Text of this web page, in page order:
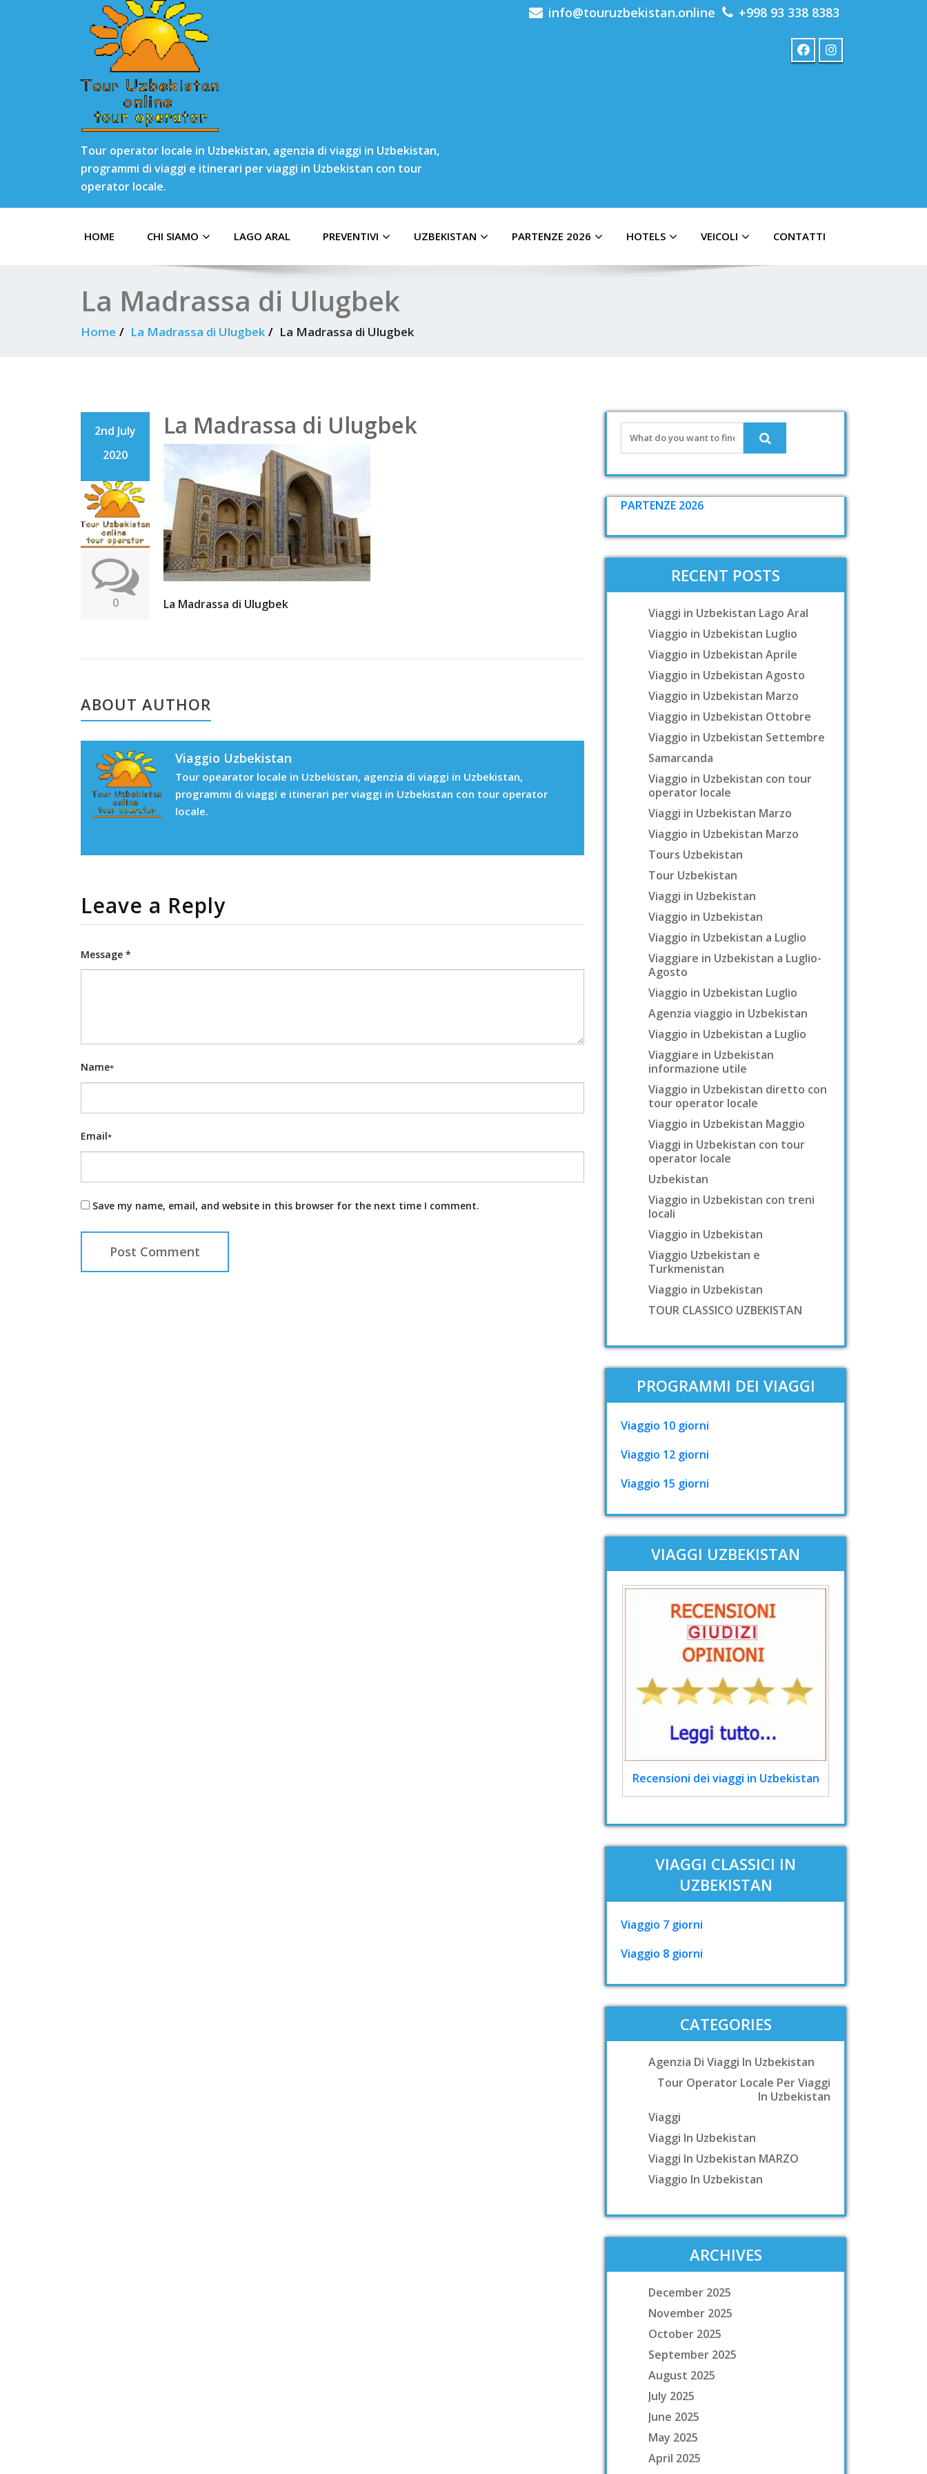
Tour operator locale in Uzbekistan, agenzia di viaggi in Uzbekistan,
programmi di viaggi e itinerari per viaggi in Uzbekistan con tour
operator locale.
info@touruzbekistan.online +998 93 338 8383
HOME CHI SIAMO LAGO ARAL PREVENTIVI UZBEKISTAN PARTENZE 2026 HOTELS VEICOLI CONTATTI
La Madrassa di Ulugbek
Home La Madrassa di Ulugbek La Madrassa di Ulugbek
2nd July
2020
0
La Madrassa di Ulugbek
La Madrassa di Ulugbek
ABOUT AUTHOR
Viaggio Uzbekistan
Tour opearator locale in Uzbekistan, agenzia di viaggi in Uzbekistan,
programmi di viaggi e itinerari per viaggi in Uzbekistan con tour operator
locale.
Leave a Reply
Message *
Name*
Email*
Save my name, email, and website in this browser for the next time I comment.
PARTENZE 2026
RECENT POSTS
Viaggi in Uzbekistan Lago Aral
Viaggio in Uzbekistan Luglio
Viaggio in Uzbekistan Aprile
Viaggio in Uzbekistan Agosto
Viaggio in Uzbekistan Marzo
Viaggio in Uzbekistan Ottobre
Viaggio in Uzbekistan Settembre
Samarcanda
Viaggio in Uzbekistan con tour
operator locale
Viaggi in Uzbekistan Marzo
Viaggio in Uzbekistan Marzo
Tours Uzbekistan
Tour Uzbekistan
Viaggi in Uzbekistan
Viaggio in Uzbekistan
Viaggio in Uzbekistan a Luglio
Viaggiare in Uzbekistan a Luglio-
Agosto
Viaggio in Uzbekistan Luglio
Agenzia viaggio in Uzbekistan
Viaggio in Uzbekistan a Luglio
Viaggiare in Uzbekistan
informazione utile
Viaggio in Uzbekistan diretto con
tour operator locale
Viaggio in Uzbekistan Maggio
Viaggi in Uzbekistan con tour
operator locale
Uzbekistan
Viaggio in Uzbekistan con treni
locali
Viaggio in Uzbekistan
Viaggio Uzbekistan e
Turkmenistan
Viaggio in Uzbekistan
TOUR CLASSICO UZBEKISTAN
PROGRAMMI DEI VIAGGI
Viaggio 10 giorni
Viaggio 12 giorni
Viaggio 15 giorni
VIAGGI UZBEKISTAN
Recensioni dei viaggi in Uzbekistan
VIAGGI CLASSICI IN
UZBEKISTAN
Viaggio 7 giorni
Viaggio 8 giorni
CATEGORIES
Agenzia Di Viaggi In Uzbekistan
Tour Operator Locale Per Viaggi
In Uzbekistan
Viaggi
Viaggi In Uzbekistan
Viaggi In Uzbekistan MARZO
Viaggio In Uzbekistan
ARCHIVES
December 2025
November 2025
October 2025
September 2025
August 2025
July 2025
June 2025
May 2025
April 2025